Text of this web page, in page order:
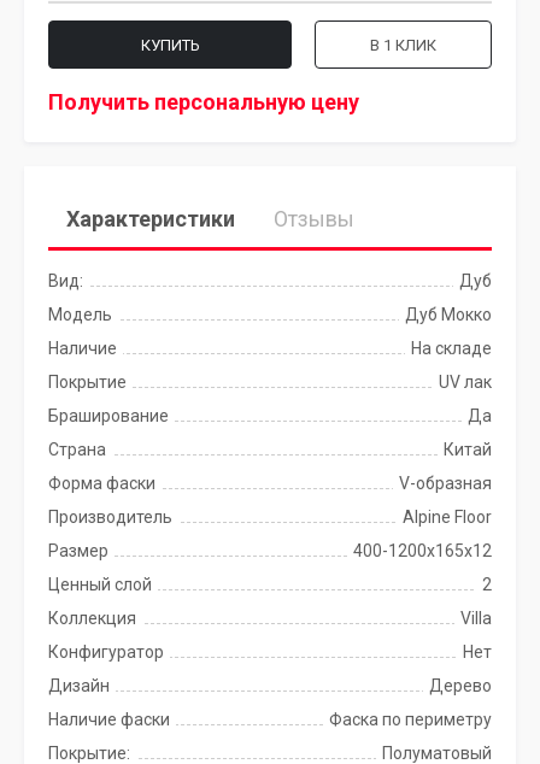
КУПИТЬ В 1 КЛИК
Получить персональную цену
Характеристики Отзывы
Вид:
Дуб
Модель
Дуб Мокко
Наличие
На складе
Покрытие
UV лак
Браширование
Да
Страна
Китай
Форма фаски
V-образная
Производитель
Alpine Floor
Размер
400-1200х165х12
Ценный слой
2
Коллекция
Villa
Конфигуратор
Нет
Дизайн
Дерево
Наличие фаски
Фаска по периметру
Покрытие:
Полуматовый